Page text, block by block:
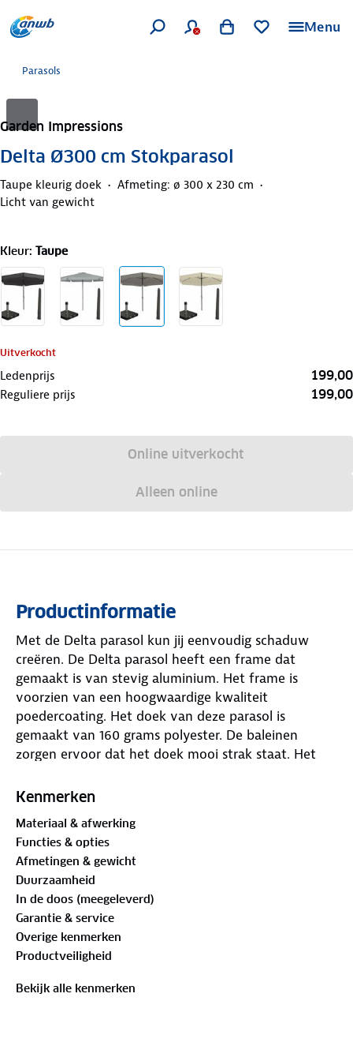
Menu
Parasols
Garden Impressions
Delta Ø300 cm Stokparasol
Taupe kleurig doek
Afmeting: ø 300 x 230 cm
Licht van gewicht
Kleur: Taupe
Uitverkocht
Ledenprijs 199,00
Reguliere prijs 199,00
Online uitverkocht
Alleen online
Productinformatie
Met de Delta parasol kun jij eenvoudig schaduw
creëren. De Delta parasol heeft een frame dat
gemaakt is van stevig aluminium. Het frame is
voorzien van een hoogwaardige kwaliteit
poedercoating. Het doek van deze parasol is
gemaakt van 160 grams polyester. De baleinen
zorgen ervoor dat het doek mooi strak staat. Het
erg licht van gewicht en daarom voor de meeste
open worden gezet dankzij een draaisysteem.
Daarnaast kan de paal een gemakkelijk in een
parasolvoet worden geplaatst. Bij deze parasol
wordt een mooie granieten versleepbare
parasolvoet geleverd.
Cosmo parasolvoet
De Cosmo parasolvoet is gemaakt van graniet
waarvan de bovenzijde is gepolijst. De parasolvoet is
Kenmerken
Materiaal & afwerking
Functies & opties
Afmetingen & gewicht
Duurzaamheid
In de doos (meegeleverd)
Garantie & service
Overige kenmerken
Productveiligheid
Bekijk alle kenmerken